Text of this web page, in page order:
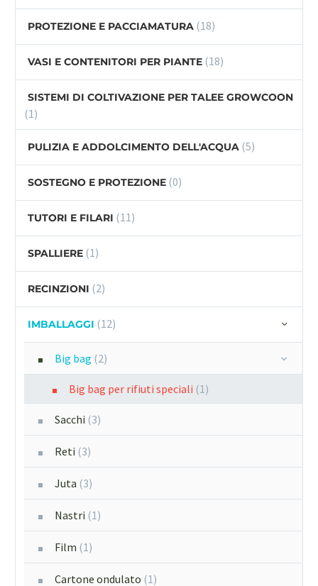
PROTEZIONE E PACCIAMATURA (18)
VASI E CONTENITORI PER PIANTE (18)
SISTEMI DI COLTIVAZIONE PER TALEE GROWCOON
(1)
PULIZIA E ADDOLCIMENTO DELL'ACQUA (5)
SOSTEGNO E PROTEZIONE (0)
TUTORI E FILARI (11)
SPALLIERE (1)
RECINZIONI (2)
IMBALLAGGI (12)
Big bag (2)
Big bag per rifiuti speciali (1)
Sacchi (3)
Reti (3)
Juta (3)
Nastri (1)
Film (1)
Cartone ondulato (1)